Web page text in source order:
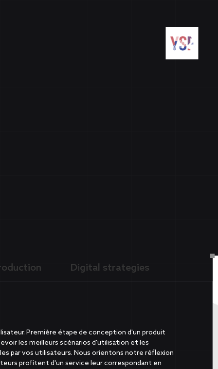
Digital strategies
Première étape de conception d'un produit
les meilleurs scénarios d'utilisation et les
par vos utilisateurs. Nous orientons notre réflexion
profitent d'un service leur correspondant en